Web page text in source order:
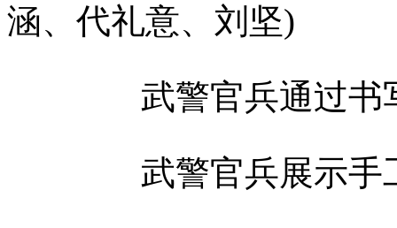
涵、代礼意、刘坚)
武警官兵通过书
武警官兵展示手